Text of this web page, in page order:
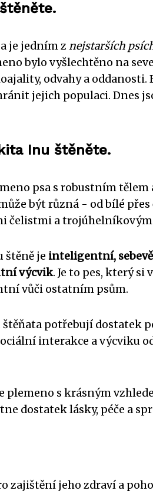
je jedním z nejstarších
bylo vyšlechtěno na
odvahy a
jejich populaci. Dnes
Inu štěněte.
psa s robustním
být různá - od bílé
čelistmi a
štěně je inteligentní,
výcvik. Je to pes, který
vůči ostatním psům.
potřebují dostatek
interakce a výcviku
plemeno s krásným
dostatek lásky, péče a
zajištění jeho zdraví a